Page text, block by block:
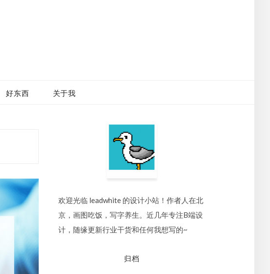
好东西 关于我
欢迎光临 leadwhite 的设计小站！作者人在北
京，画图吃饭，写字养生。近几年专注B端设
计，随缘更新行业干货和任何我想写的~
归档